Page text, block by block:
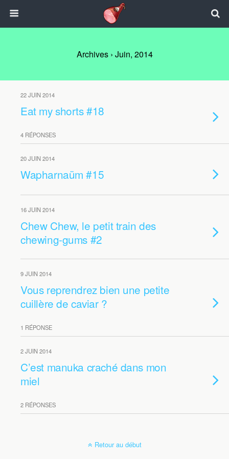
Archives › Juin, 2014
22 JUIN 2014
Eat my shorts #18
4 RÉPONSES
20 JUIN 2014
Wapharnaüm #15
16 JUIN 2014
Chew Chew, le petit train des
chewing-gums #2
9 JUIN 2014
Vous reprendrez bien une petite
cuillère de caviar ?
1 RÉPONSE
2 JUIN 2014
C’est manuka craché dans mon
miel
2 RÉPONSES
Retour au début